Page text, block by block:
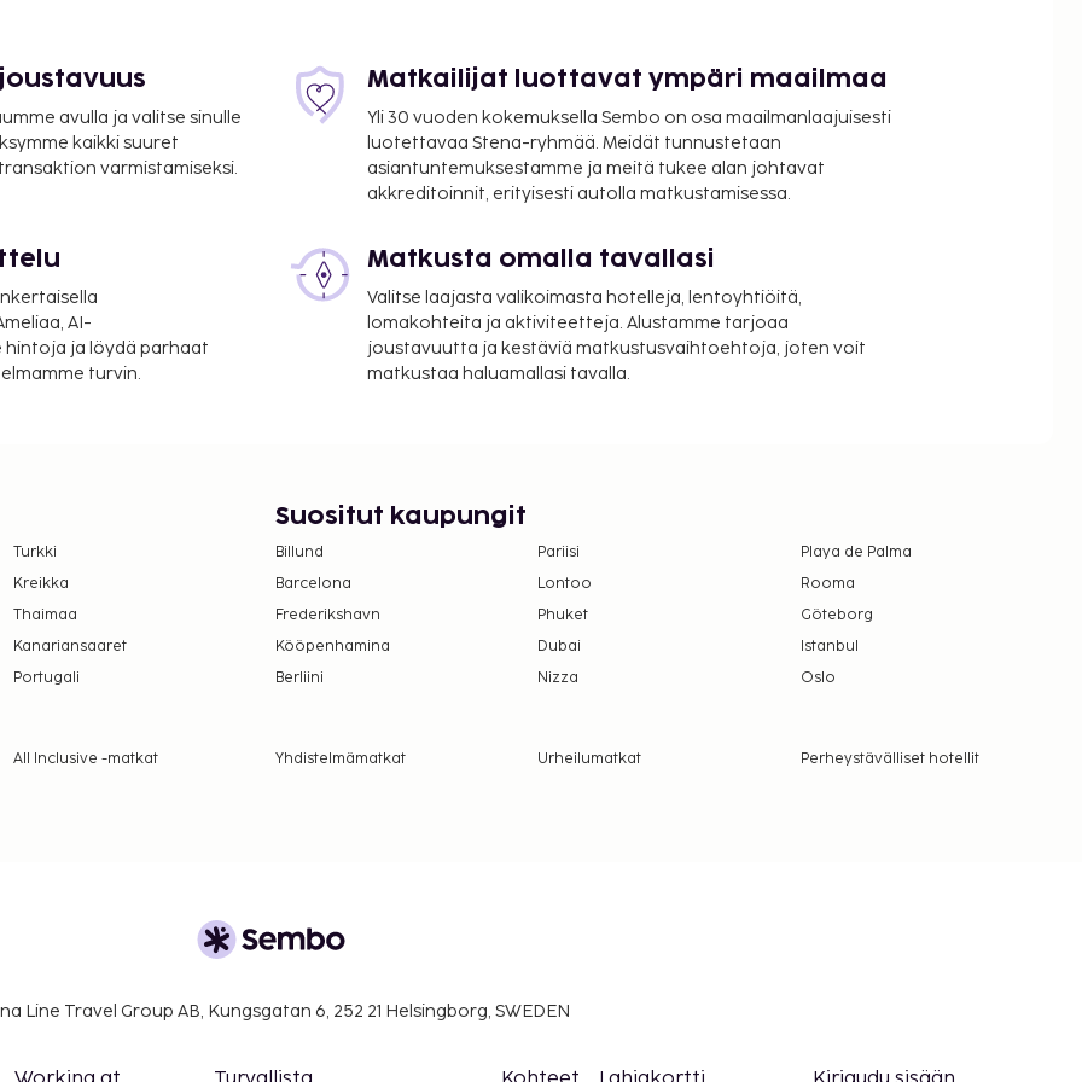
ilmainen
ja ilmainen
eivät
avulla ja valitse sinulle
kaikki suuret
varmistamiseksi.
Matkailijat luottavat ympäri maailmaa
Yli 30 vuoden kokemuksella Sembo on osa maailmanlaajuisesti
luotettavaa Stena-ryhmää. Meidät tunnustetaan
asiantuntemuksestamme ja meitä tukee alan johtavat
akkreditoinnit, erityisesti autolla matkustamisessa.
AI-
ja löydä parhaat
turvin.
Matkusta omalla tavallasi
Valitse laajasta valikoimasta hotelleja, lentoyhtiöitä,
lomakohteita ja aktiviteetteja. Alustamme tarjoaa
joustavuutta ja kestäviä matkustusvaihtoehtoja, joten voit
matkustaa haluamallasi tavalla.
Turkki
Kreikka
Thaimaa
Kanariansaaret
Portugali
Suositut kaupungit
Billund Pariisi
Playa de Palma
Barcelona
Lontoo
Rooma
Frederikshavn
Phuket
Göteborg
Kööpenhamina
Dubai
Istanbul
Berliini
Nizza Oslo
All Inclusive -matkat Yhdistelmämatkat Urheilumatkat
Perheystävälliset hotellit
Line Travel Group AB, Kungsgatan 6, 252 21 Helsingborg, SWEDEN